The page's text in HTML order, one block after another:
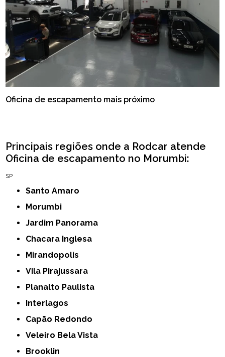
Oficina de escapamento mais próximo
Principais regiões onde a Rodcar atende
Oficina de escapamento no Morumbi:
SP
Santo Amaro
Morumbi
Jardim Panorama
Chacara Inglesa
Mirandopolis
Vila Pirajussara
Planalto Paulista
Interlagos
Capão Redondo
Veleiro Bela Vista
Brooklin